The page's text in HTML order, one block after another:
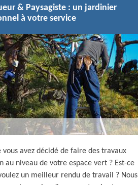
& Paysagiste : un jardinier
à votre service
vous avez décidé de faire des travaux
au niveau de votre espace vert ? Est-ce
un meilleur rendu de travail ? Nous